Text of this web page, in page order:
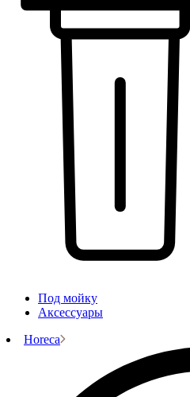
Под мойку
Аксессуары
Horeca